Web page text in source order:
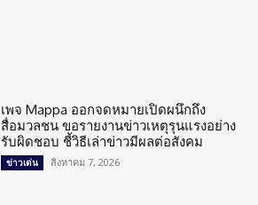
เพจ Mappa ออกจดหมายเปิดผนึกถึง
สื่อมวลชน ขอรายงานข่าวเหตุรุนแรงอย่าง
รับผิดชอบ ชี้วิธีเล่าข่าวมีผลต่อสังคม
ข่าวเด่น สิงหาคม 7, 2026